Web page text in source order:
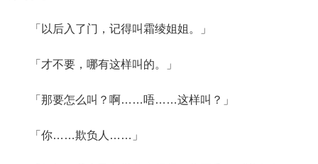
「以后入了门，记得叫霜绫姐姐。」
「才不要，哪有这样叫的。」
「那要怎么叫？啊……唔……这样叫？」
「你……欺负人……」